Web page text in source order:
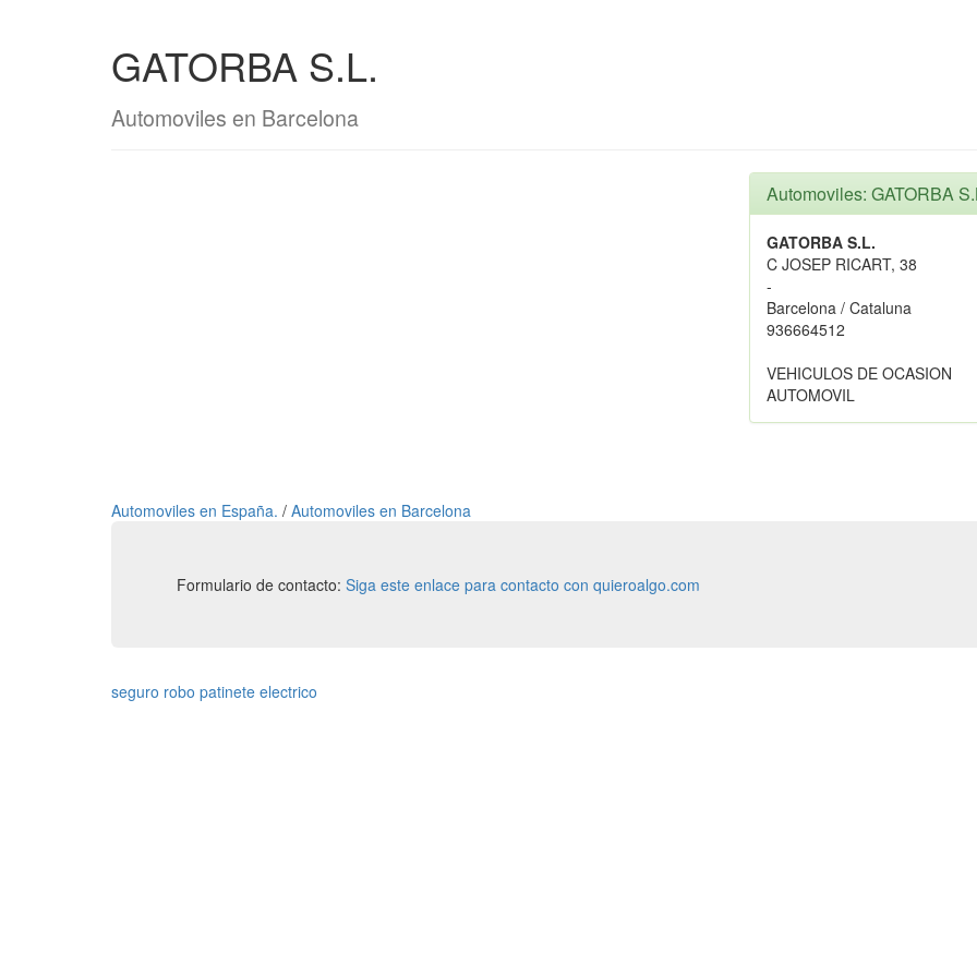
GATORBA S.L.
Automoviles en Barcelona
Automoviles: GATORBA
GATORBA S.L.
C JOSEP RICART, 38
-
Barcelona / Cataluna
936664512
VEHICULOS DE OCASION
AUTOMOVIL
Automoviles en España. / Automoviles en Barcelona
Formulario de contacto: Siga este enlace para contacto con quieroalgo.com
seguro robo patinete electrico